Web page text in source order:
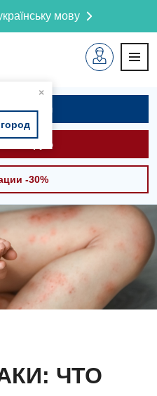
мову
×
на приём
скорую
-30%
ЧТО